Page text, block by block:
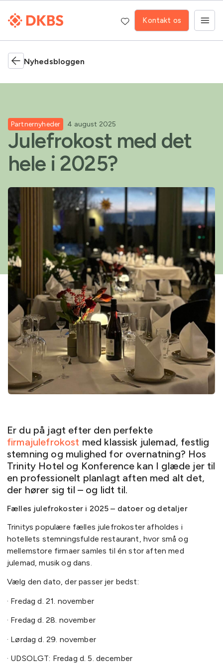
Kontakt os
Nyhedsbloggen
Partnernyheder 4 august 2025
Julefrokost med det
hele i 2025?
Er du på jagt efter den perfekte
firmajulefrokost med klassisk julemad, festlig
stemning og mulighed for overnatning? Hos
Trinity Hotel og Konference kan I glæde jer til
en professionelt planlagt aften med alt det,
der hører sig til – og lidt til.
Fælles julefrokoster i 2025 – datoer og detaljer
Trinitys populære fælles julefrokoster afholdes i
hotellets stemningsfulde restaurant, hvor små og
mellemstore firmaer samles til én stor aften med
julemad, musik og dans.
Vælg den dato, der passer jer bedst:
· Fredag d. 21. november
· Fredag d. 28. november
· Lørdag d. 29. november
· UDSOLGT: Fredag d. 5. december